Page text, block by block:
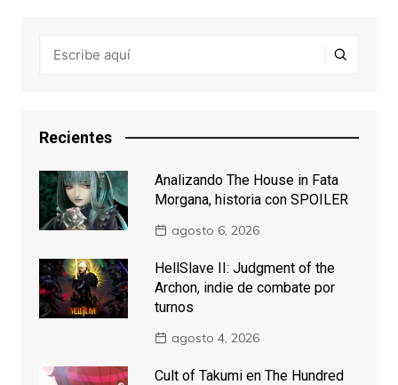
Recientes
Analizando The House in Fata
Morgana, historia con SPOILER
agosto 6, 2026
HellSlave II: Judgment of the
Archon, indie de combate por
turnos
agosto 4, 2026
Cult of Takumi en The Hundred